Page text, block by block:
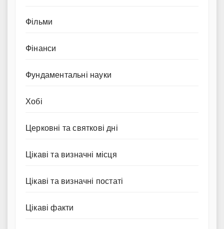
Фільми
Фінанси
Фундаментальні науки
Хобі
Церковні та святкові дні
Цікаві та визначні місця
Цікаві та визначні постаті
Цікаві факти